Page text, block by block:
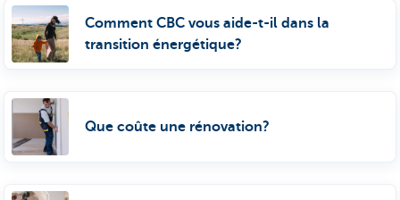
Comment CBC vous aide-t-il dans la
transition énergétique?
Que coûte une rénovation?